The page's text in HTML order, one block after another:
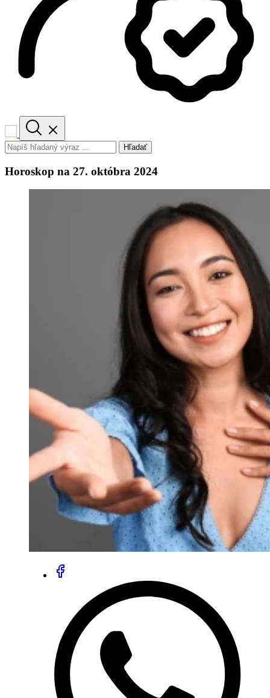
Hľadať
Horoskop na 27. októbra 2024